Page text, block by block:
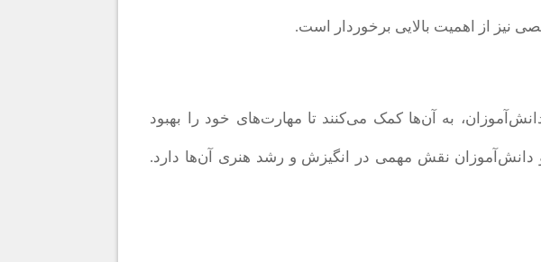
نیز از اهمیت بالایی برخوردار است.
به آن‌ها کمک می‌کنند تا مهارت‌های خود را بهبود
و دانش‌آموزان نقش مهمی در انگیزش و رشد هنری آن‌ها دارد.